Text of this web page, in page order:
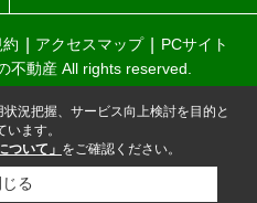
アクセスマップ
PCサイト
不動産 All rights reserved.
況把握、サービス向上検討を目的と
ます。
ついて」 をご確認ください。
じる